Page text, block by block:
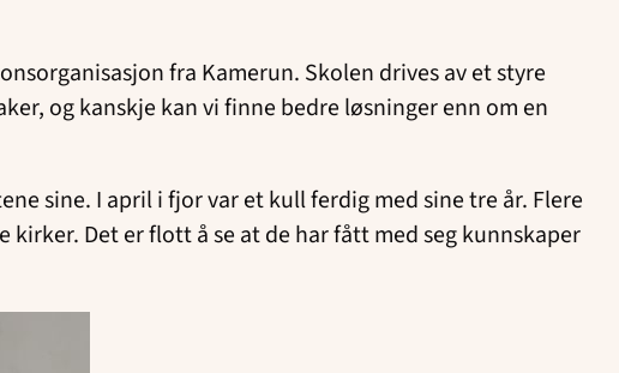
fra Kamerun. Skolen drives av et styre
og kanskje kan vi finne bedre løsninger enn om en
sine. I april i fjor var et kull ferdig med sine tre år. Flere
Det er flott å se at de har fått med seg kunnskaper